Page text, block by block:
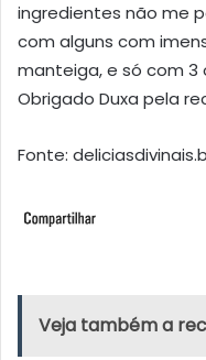
ingredientes não me
com alguns com
manteiga, e só com 3
Obrigado Duxa pela
Fonte:
Veja também a